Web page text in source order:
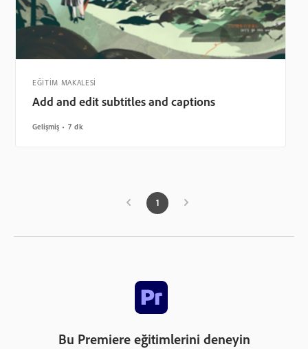
EĞİTİM MAKALESİ
Add and edit subtitles and captions
Gelişmiş 7 dk
1
Bu Premiere eğitimlerini deneyin